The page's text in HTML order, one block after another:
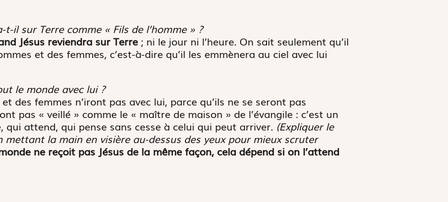
t-il sur Terre comme « Fils de l’homme » ?
Jésus reviendra sur Terre ; ni le jour ni l’heure. On sait seulement qu’il
et des femmes, c’est-à-dire qu’il les emmènera au ciel avec lui
le monde avec lui ?
des femmes n’iront pas avec lui, parce qu’ils ne se seront pas
pas « veillé » comme le « maître de maison » de l’évangile : c’est un
qui attend, qui pense sans cesse à celui qui peut arriver. (Expliquer le
la main en visière au-dessus des yeux pour mieux scruter
ne reçoit pas Jésus de la même façon, cela dépend si on l’attend